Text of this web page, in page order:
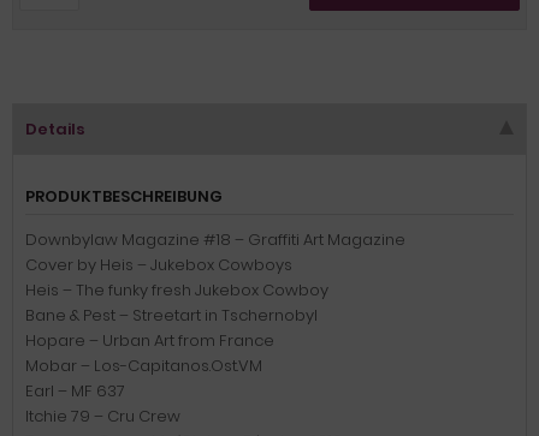
Details
PRODUKTBESCHREIBUNG
Downbylaw Magazine #18 – Graffiti Art Magazine
Cover by Heis – Jukebox Cowboys
Heis – The funky fresh Jukebox Cowboy
Bane & Pest – Streetart in Tschernobyl
Hopare – Urban Art from France
Mobar – Los-Capitanos.Ost.VM
Earl – MF 637
Itchie 79 – Cru Crew